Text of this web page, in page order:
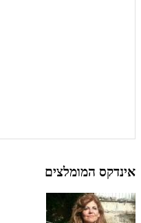
אינדקס המומלצים